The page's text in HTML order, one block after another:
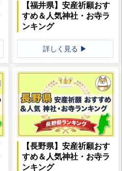
【福井県】安産祈願おす
すめ＆人気神社・お寺ラ
ンキング
詳しく見る ▶
【長野県】安産祈願おす
すめ＆人気神社・お寺ラ
ンキング